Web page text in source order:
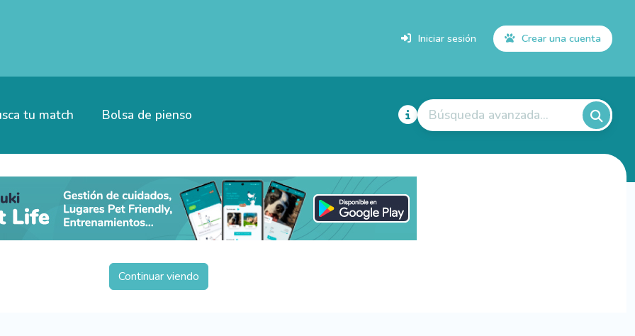
Iniciar sesión Crear una cuenta
tu match Bolsa de pienso Búsqueda avanzada...
Continuar viendo